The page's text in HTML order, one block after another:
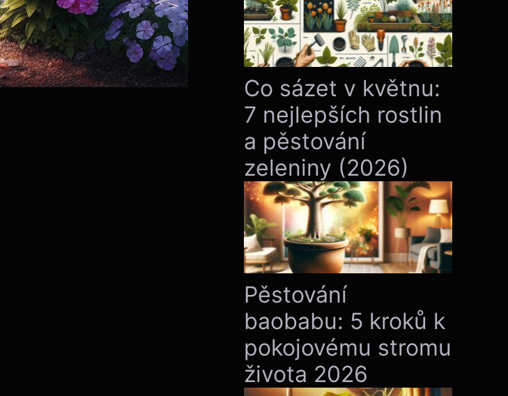
Co sázet v květnu:
7 nejlepších rostlin
a pěstování
zeleniny (2026)
Pěstování
baobabu: 5 kroků k
pokojovému stromu
života 2026